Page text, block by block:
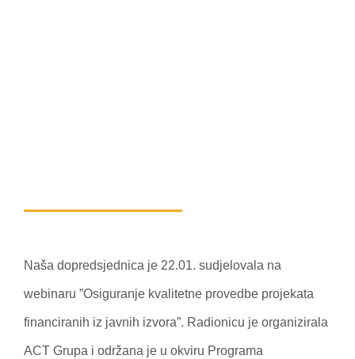
Naša dopredsjednica je 22.01. sudjelovala na
webinaru ”Osiguranje kvalitetne provedbe projekata
financiranih iz javnih izvora”. Radionicu je organizirala
ACT Grupa i održana je u okviru Programa